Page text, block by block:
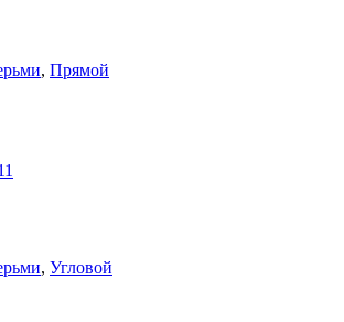
, Прямой
, Угловой